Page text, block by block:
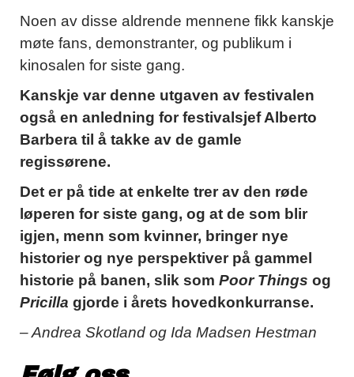
Noen av disse aldrende mennene fikk kanskje
møte fans, demonstranter, og publikum i
kinosalen for siste gang.
Kanskje var denne utgaven av festivalen
også en anledning for festivalsjef Alberto
Barbera til å takke av de gamle
regissørene.
Det er på tide at enkelte trer av den røde
løperen for siste gang, og at de som blir
igjen, menn som kvinner, bringer nye
historier og nye perspektiver på gammel
historie på banen, slik som Poor Things og
Pricilla gjorde i årets hovedkonkurranse.
– Andrea Skotland og Ida Madsen Hestman